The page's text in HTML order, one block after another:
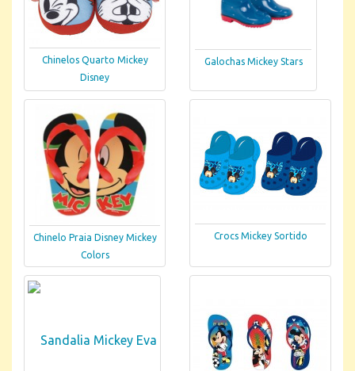
Chinelos Quarto Mickey
Disney
Galochas Mickey Stars
Chinelo Praia Disney Mickey
Colors
Crocs Mickey Sortido